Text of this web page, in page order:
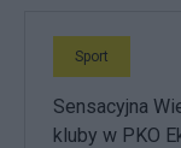
Sport
Sensacyjna
kluby w PKO